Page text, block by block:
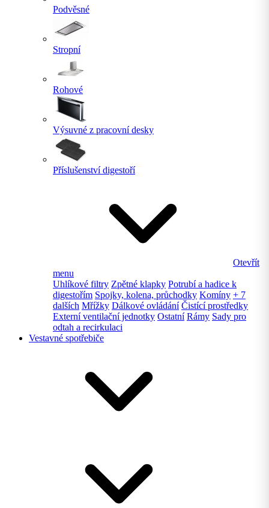
Podvěsné
Stropní
Rohové
Výsuvné z pracovní desky
Příslušenství digestoří
Otevřít
menu
Uhlíkové filtry Zpětné klapky Potrubí a hadice k
digestořím Spojky, kolena, průchodky Komíny + 7
dalších Mřížky Dálkové ovládání Čistící prostředky
Externí ventilační jednotky Ostatní Rámy Sady pro
odtah a recirkulaci
Vestavné spotřebiče